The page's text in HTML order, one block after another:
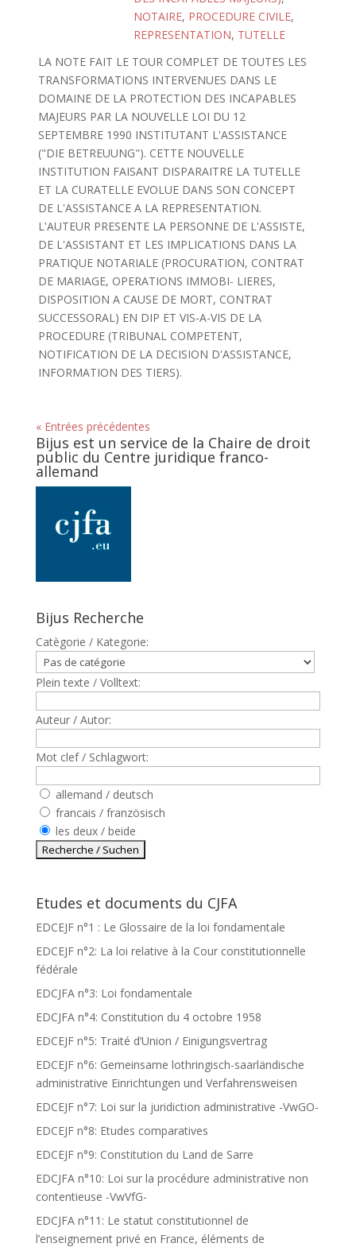
NOTAIRE, PROCEDURE CIVILE,
REPRESENTATION, TUTELLE
LA NOTE FAIT LE TOUR COMPLET DE TOUTES LES
TRANSFORMATIONS INTERVENUES DANS LE
DOMAINE DE LA PROTECTION DES INCAPABLES
MAJEURS PAR LA NOUVELLE LOI DU 12
SEPTEMBRE 1990 INSTITUTANT L'ASSISTANCE
("DIE BETREUUNG"). CETTE NOUVELLE
INSTITUTION FAISANT DISPARAITRE LA TUTELLE
ET LA CURATELLE EVOLUE DANS SON CONCEPT
DE L'ASSISTANCE A LA REPRESENTATION.
L'AUTEUR PRESENTE LA PERSONNE DE L'ASSISTE,
DE L'ASSISTANT ET LES IMPLICATIONS DANS LA
PRATIQUE NOTARIALE (PROCURATION, CONTRAT
DE MARIAGE, OPERATIONS IMMOBI- LIERES,
DISPOSITION A CAUSE DE MORT, CONTRAT
SUCCESSORAL) EN DIP ET VIS-A-VIS DE LA
PROCEDURE (TRIBUNAL COMPETENT,
NOTIFICATION DE LA DECISION D'ASSISTANCE,
INFORMATION DES TIERS).
« Entrées précédentes
Bijus est un service de la Chaire de droit
public du Centre juridique franco-
allemand
Bijus Recherche
Catègorie / Kategorie:
Plein texte / Volltext:
Auteur / Autor:
Mot clef / Schlagwort:
allemand / deutsch
francais / französisch
les deux / beide
Etudes et documents du CJFA
EDCEJF n°1 : Le Glossaire de la loi fondamentale
EDCEJF n°2: La loi relative à la Cour constitutionnelle
fédérale
EDCJFA n°3: Loi fondamentale
EDCJFA n°4: Constitution du 4 octobre 1958
EDCEJF n°5: Traité d’Union / Einigungsvertrag
EDCEJF n°6: Gemeinsame lothringisch-saarländische
administrative Einrichtungen und Verfahrensweisen
EDCEJF n°7: Loi sur la juridiction administrative -VwGO-
EDCEJF n°8: Etudes comparatives
EDCEJF n°9: Constitution du Land de Sarre
EDCJFA n°10: Loi sur la procédure administrative non
contentieuse -VwVfG-
EDCJFA n°11: Le statut constitutionnel de
l’enseignement privé en France, éléments de